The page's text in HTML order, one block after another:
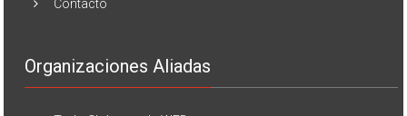
Contacto
Organizaciones Aliadas